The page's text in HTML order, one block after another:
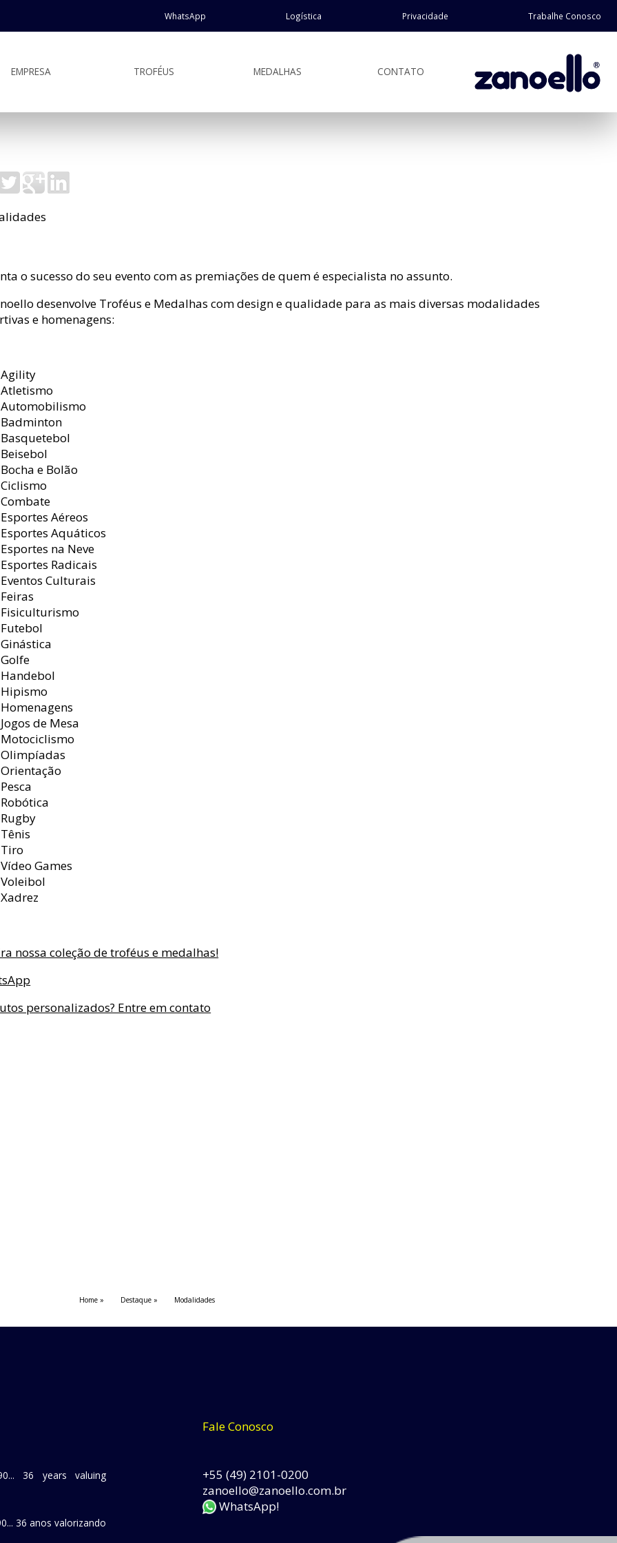
WhatsApp Logística Privacidade Trabalhe Conosco
EMPRESA TROFÉUS MEDALHAS CONTATO
o sucesso do seu evento com as premiações de quem é especialista no assunto.
desenvolve Troféus e Medalhas com design e qualidade para as mais diversas modalidades
e homenagens:
Agility
Atletismo
Automobilismo
Badminton
Basquetebol
Beisebol
Bocha e Bolão
Ciclismo
Combate
Esportes Aéreos
Esportes Aquáticos
Esportes na Neve
Esportes Radicais
Eventos Culturais
Feiras
Fisiculturismo
Futebol
Ginástica
Golfe
Handebol
Hipismo
Homenagens
Jogos de Mesa
Motociclismo
Olimpíadas
Orientação
Pesca
Robótica
Rugby
Tênis
Tiro
Vídeo Games
Voleibol
Xadrez
nossa coleção de troféus e medalhas!
personalizados? Entre em contato
Home Destaque Modalidades
36 years valuing
36 anos valorizando
Fale Conosco
+55 (49) 2101-0200
zanoello@zanoello.com.br
WhatsApp!